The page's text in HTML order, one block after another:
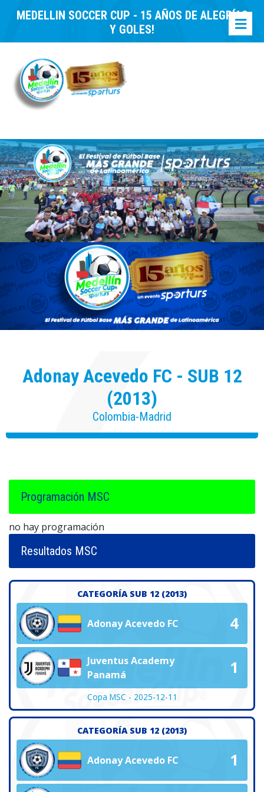
MEDELLIN SOCCER CUP - 15 AÑOS DE ALEGRÍAS
Y GOLES!
Adonay Acevedo FC - SUB 12
(2013)
Colombia-Madrid
Programación MSC
no hay programación
Resultados MSC
CATEGORÍA SUB 12 (2013)
Adonay Acevedo FC 4
Juventus Academy
Panamá
1
Copa MSC - 2025-12-11
CATEGORÍA SUB 12 (2013)
Adonay Acevedo FC 1